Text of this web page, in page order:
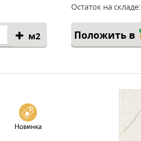
м2
Остаток на складе:
Положить в